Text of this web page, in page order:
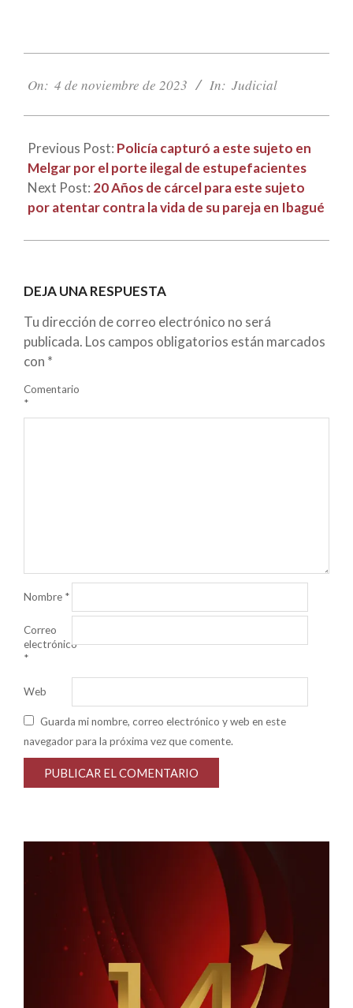
11-
On: 4 de noviembre de 2023 In: Judicial
Previous Post: Policía capturó a este sujeto en
Melgar por el porte ilegal de estupefacientes
Next Post: 20 Años de cárcel para este sujeto
por atentar contra la vida de su pareja en Ibagué
DEJA UNA RESPUESTA
Tu dirección de correo electrónico no será
publicada. Los campos obligatorios están marcados
con *
Comentario
*
Nombre *
Correo
electrónico
*
Web
Guarda mi nombre, correo electrónico y web en este
navegador para la próxima vez que comente.